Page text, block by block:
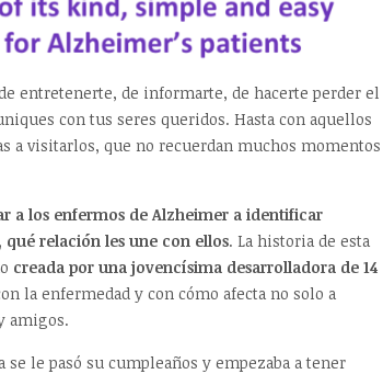
entretenerte, de informarte, de hacerte perder el
con tus seres queridos. Hasta con aquellos
a visitarlos, que no recuerdan muchos momentos
a los enfermos de Alzheimer a identificar
qué relación les une con ellos. La historia de esta
creada por una jovencísima desarrolladora de 14
la enfermedad y con cómo afecta no solo a
amigos.
se le pasó su cumpleaños y empezaba a tener